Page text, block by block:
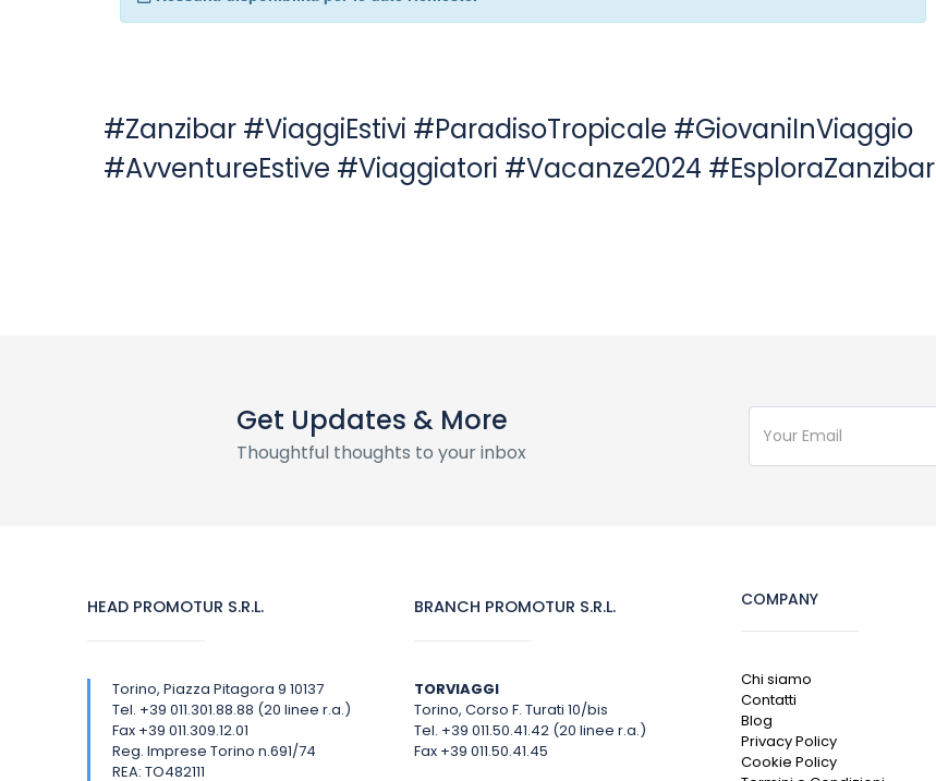
#Zanzibar #ViaggiEstivi #ParadisoTropicale #GiovaniInViaggio
#AvventureEstive #Viaggiatori #Vacanze2024 #EsploraZanzibar
Get Updates & More
Thoughtful thoughts to your inbox
HEAD PROMOTUR S.R.L.
Torino, Piazza Pitagora 9 10137
Tel. +39 011.301.88.88 (20 linee r.a.)
Fax +39 011.309.12.01
Reg. Imprese Torino n.691/74
REA: TO482111
BRANCH PROMOTUR S.R.L.
TORVIAGGI
Torino, Corso F. Turati 10/bis
Tel. +39 011.50.41.42 (20 linee r.a.)
Fax +39 011.50.41.45
COMPANY
Chi siamo
Contatti
Blog
Privacy Policy
Cookie Policy